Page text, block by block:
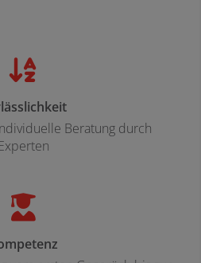
Beratung durch